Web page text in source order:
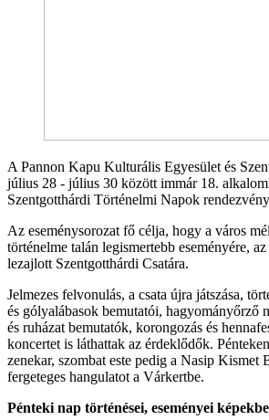
A Pannon Kapu Kulturális Egyesület és
július 28 - július 30 között immár 18.
Szentgotthárdi Történelmi Napok
Az eseménysorozat fő célja, hogy a város
történelme talán legismertebb eseményére,
lezajlott Szentgotthárdi Csatára.
Jelmezes felvonulás, a csata újra játszása,
és gólyalábasok bemutatói, hagyományőrző
és ruházat bemutatók, korongozás és
koncertet is láthattak az érdeklődők.
zenekar, szombat este pedig a Nasip Kismet
fergeteges hangulatot a Várkertbe.
Pénteki nap történései, eseményei